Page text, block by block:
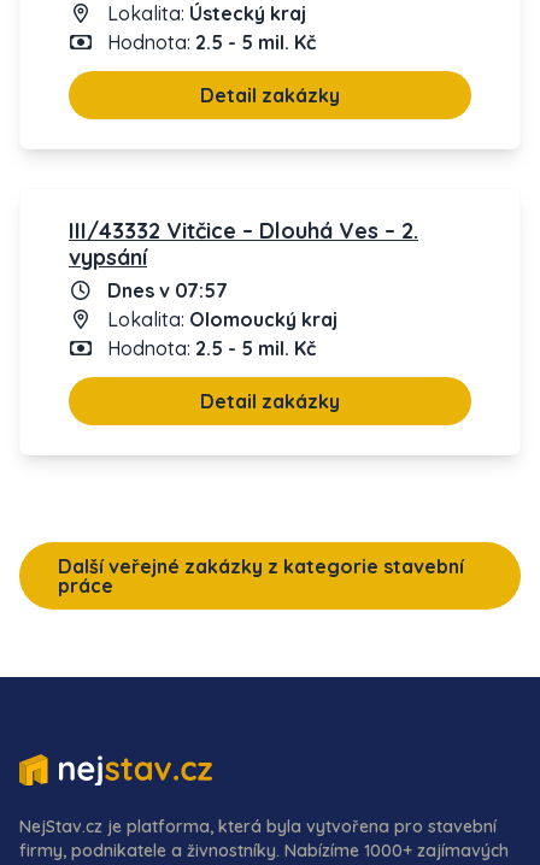
Lokalita: Ústecký kraj
Hodnota: 2.5 - 5 mil. Kč
Detail zakázky
III/43332 Vitčice – Dlouhá Ves – 2.
vypsání
Dnes v 07:57
Lokalita: Olomoucký kraj
Hodnota: 2.5 - 5 mil. Kč
Detail zakázky
Další veřejné zakázky z kategorie stavební
práce
NejStav.cz je platforma, která byla vytvořena pro stavební
firmy, podnikatele a živnostníky. Nabízíme 1000+ zajímavých